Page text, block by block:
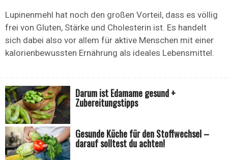
Lupinenmehl hat noch den großen Vorteil, dass es völlig
frei von Gluten, Stärke und Cholesterin ist. Es handelt
sich dabei also vor allem für aktive Menschen mit einer
kalorienbewussten Ernährung als ideales Lebensmittel.
Darum ist Edamame gesund +
Zubereitungstipps
Gesunde Küche für den Stoffwechsel –
darauf solltest du achten!